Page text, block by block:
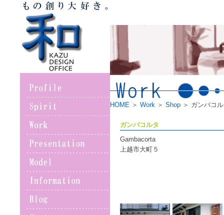
HOME ＞ Work ＞ Shop ＞ ガンバコ
ガンバコルタ
Gambacorta
上越市大町５